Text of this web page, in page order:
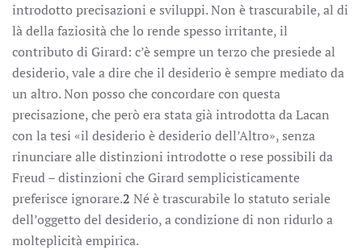
introdotto precisazioni e sviluppi. Non è trascurabile, al di
là della faziosità che lo rende spesso irritante, il
contributo di Girard: c’è sempre un terzo che presiede al
desiderio, vale a dire che il desiderio è sempre mediato da
un altro. Non posso che concordare con questa
precisazione, che però era stata già introdotta da Lacan
con la tesi «il desiderio è desiderio dell’Altro», senza
rinunciare alle distinzioni introdotte o rese possibili da
Freud – distinzioni che Girard semplicisticamente
preferisce ignorare.2 Né è trascurabile lo statuto seriale
dell’oggetto del desiderio, a condizione di non ridurlo a
molteplicità empirica.